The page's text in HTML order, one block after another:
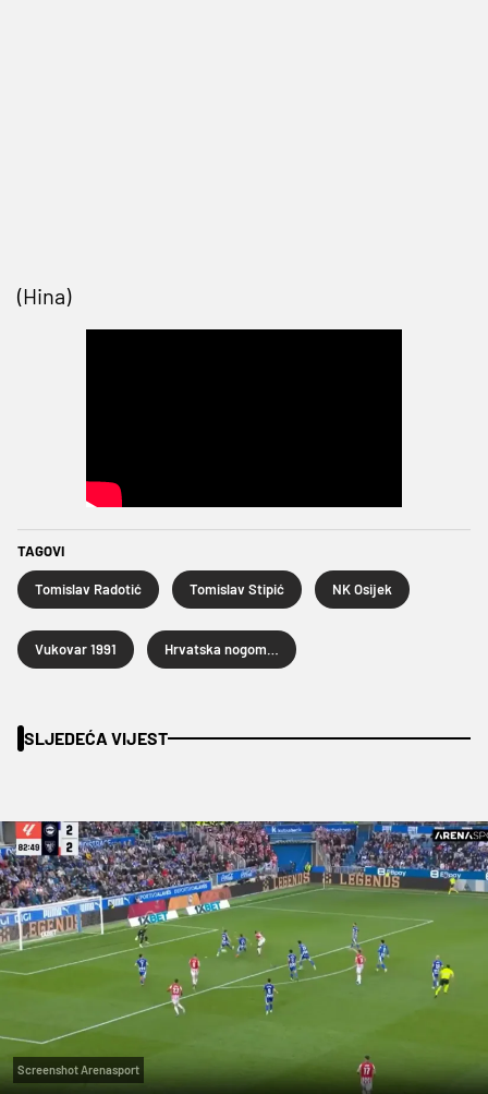
(Hina)
TAGOVI
Tomislav Radotić Tomislav Stipić NK Osijek
Vukovar 1991
SLJEDEĆA VIJEST
Screenshot Arenasport